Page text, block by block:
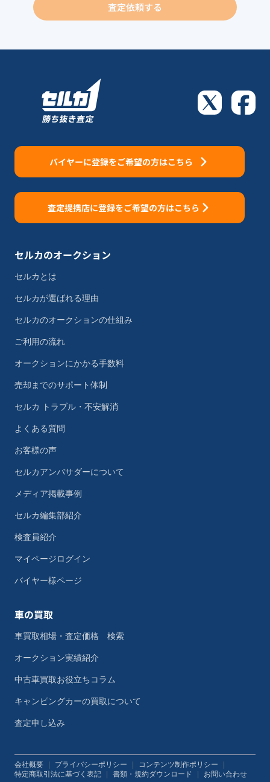
査定依頼する
バイヤーに登録をご希望の方はこちら
査定提携店に登録をご希望の方はこちら
セルカのオークション
セルカとは
セルカが選ばれる理由
セルカのオークションの仕組み
ご利用の流れ
オークションにかかる手数料
売却までのサポート体制
セルカ トラブル・不安解消
よくある質問
お客様の声
セルカアンバサダーについて
メディア掲載事例
セルカ編集部紹介
検査員紹介
マイページログイン
バイヤー様ページ
車の買取
車買取相場・査定価格 検索
オークション実績紹介
中古車買取お役立ちコラム
キャンピングカーの買取について
査定申し込み
会社概要 プライバシーポリシー コンテンツ制作ポリシー
特定商取引法に基づく表記
書類・規約ダウンロード お問い合わせ